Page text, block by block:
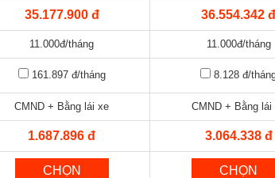
35.177.900 đ 36.554.342 đ
11.000đ/tháng 11.000đ/tháng
161.897 đ/tháng 8.128 đ/
CMND + Bằng lái xe CMND + Bằng lái
1.687.896 đ 3.064.338 đ
CHỌN CHỌN